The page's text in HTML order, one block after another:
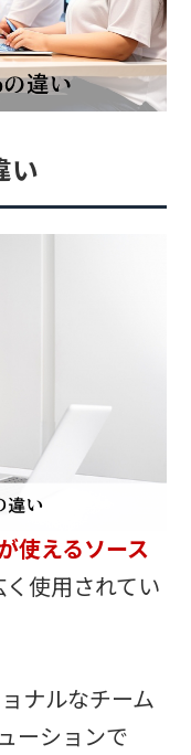
い
使えるソース
く使用されてい
ナルなチーム
ーションで